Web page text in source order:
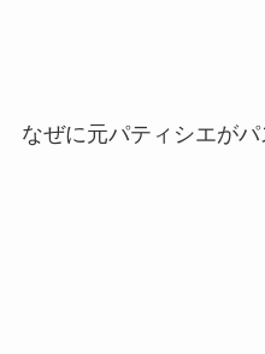
なぜに元パティシエがパ